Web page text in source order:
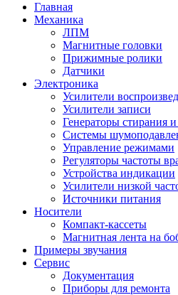
Главная
Механика
ЛПМ
Магнитные головки
Прижимные ролики
Датчики
Электроника
Усилители
Усилители записи
Генераторы стирания
Системы
Управление режимами
Регуляторы частоты
Устройства индикации
Усилители низкой
Источники питания
Носители
Компакт-кассеты
Магнитная лента на
Примеры звучания
Сервис
Документация
Приборы для ремонта